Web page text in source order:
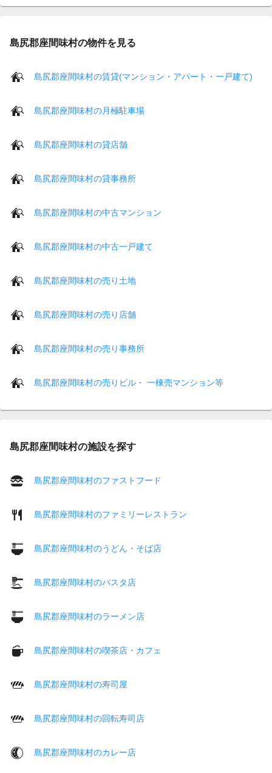
島尻郡座間味村の物件を見る
島尻郡座間味村の賃貸(マンション・アパート・一戸建て)
島尻郡座間味村の月極駐車場
島尻郡座間味村の貸店舗
島尻郡座間味村の貸事務所
島尻郡座間味村の中古マンション
島尻郡座間味村の中古一戸建て
島尻郡座間味村の売り土地
島尻郡座間味村の売り店舗
島尻郡座間味村の売り事務所
島尻郡座間味村の売りビル・ 一棟売マンション等
島尻郡座間味村の施設を探す
島尻郡座間味村のファストフード
島尻郡座間味村のファミリーレストラン
島尻郡座間味村のうどん・そば店
島尻郡座間味村のパスタ店
島尻郡座間味村のラーメン店
島尻郡座間味村の喫茶店・カフェ
島尻郡座間味村の寿司屋
島尻郡座間味村の回転寿司店
島尻郡座間味村のカレー店